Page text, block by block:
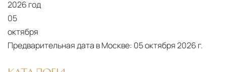
от удалённости объекта и варьируются от 5 до
при наличии свободных логистических
ресурсов.
2026 год
05
октября
Предварительная дата в Москве: 05 октября 2026 г.